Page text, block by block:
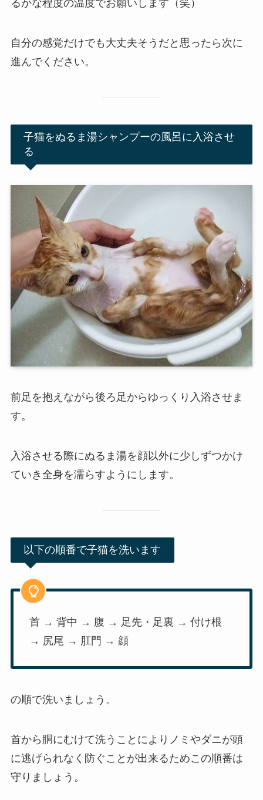
るかな程度の温度でお願いします（笑）
自分の感覚だけでも大丈夫そうだと思ったら次に
進んでください。
子猫をぬるま湯シャンプーの風呂に入浴させ
る
前足を抱えながら後ろ足からゆっくり入浴させま
す。
入浴させる際にぬるま湯を顔以外に少しずつかけ
ていき全身を濡らすようにします。
以下の順番で子猫を洗います
首 → 背中 → 腹 → 足先・足裏 → 付け根
→ 尻尾 → 肛門 → 顔
の順で洗いましょう。
首から胴にむけて洗うことによりノミやダニが頭
に逃げられなく防ぐことが出来るためこの順番は
守りましょう。